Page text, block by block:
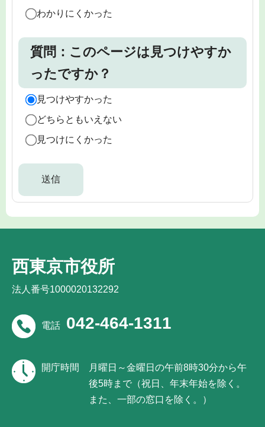
わかりにくかった
質問：このページは見つけやすか
ったですか？
見つけやすかった
どちらともいえない
見つけにくかった
西東京市役所
法人番号1000020132292
電話 042-464-1311
開庁時間
月曜日～金曜日の午前8時30分から午
後5時まで（祝日、年末年始を除く。
また、一部の窓口を除く。）